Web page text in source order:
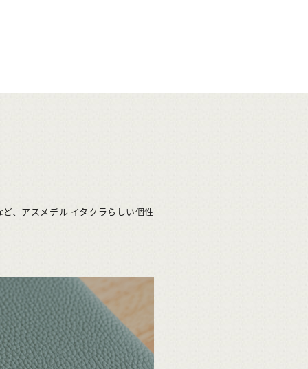
、アスメデル イタクラらしい個性